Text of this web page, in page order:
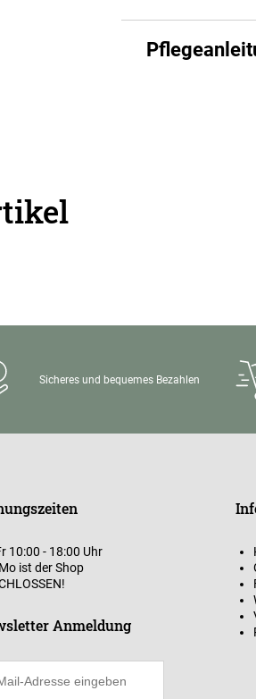
Sicheres und bequemes Bezahlen
10:00 - 18:00 Uhr
ist der Shop
Anmeldung